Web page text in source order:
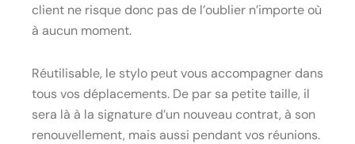
client ne risque donc pas de l’oublier n’importe où
à aucun moment.
Réutilisable, le stylo peut vous accompagner dans
tous vos déplacements. De par sa petite taille, il
sera là à la signature d’un nouveau contrat, à son
renouvellement, mais aussi pendant vos réunions.